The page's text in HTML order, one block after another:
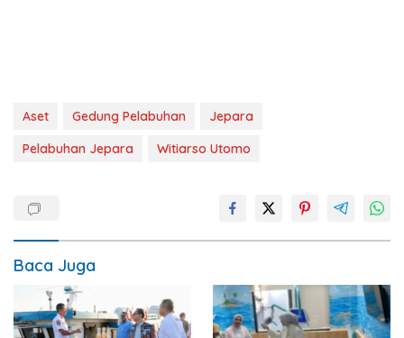
Aset Gedung Pelabuhan
Jepara
Pelabuhan Jepara
Witiarso Utomo
Baca Juga